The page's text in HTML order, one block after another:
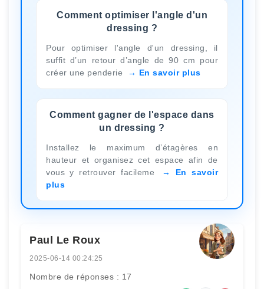
Comment optimiser l'angle d'un
dressing ?
Pour optimiser l'angle d'un dressing, il
suffit d’un retour d’angle de 90 cm pour
créer une penderie
En savoir plus
Comment gagner de l'espace dans
un dressing ?
Installez le maximum d’étagères en
hauteur et organisez cet espace afin de
vous y retrouver facileme
En savoir
plus
Paul Le Roux
2025-06-14 00:24:25
Nombre de réponses : 17